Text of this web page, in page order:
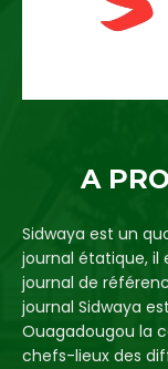
A
Sidwaya est un
journal étatique, il
journal de
journal Sidwaya
Ouagadougou la
chefs-lieux des